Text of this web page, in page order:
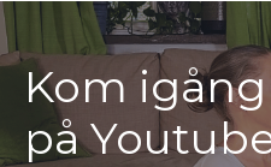
Kom
på